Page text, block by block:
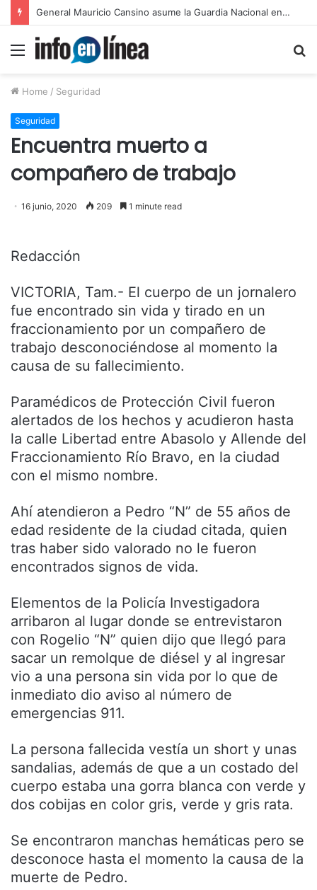
General Mauricio Cansino asume la Guardia Nacional en Tamaulipas
Menu
Home / Seguridad
Seguridad
Encuentra muerto a
compañero de trabajo
16 junio, 2020 209 1 minute read
Redacción
VICTORIA, Tam.- El cuerpo de un jornalero
fue encontrado sin vida y tirado en un
fraccionamiento por un compañero de
trabajo desconociéndose al momento la
causa de su fallecimiento.
Paramédicos de Protección Civil fueron
alertados de los hechos y acudieron hasta
la calle Libertad entre Abasolo y Allende del
Fraccionamiento Río Bravo, en la ciudad
con el mismo nombre.
Ahí atendieron a Pedro “N” de 55 años de
edad residente de la ciudad citada, quien
tras haber sido valorado no le fueron
encontrados signos de vida.
Elementos de la Policía Investigadora
arribaron al lugar donde se entrevistaron
con Rogelio “N” quien dijo que llegó para
sacar un remolque de diésel y al ingresar
vio a una persona sin vida por lo que de
inmediato dio aviso al número de
emergencias 911.
La persona fallecida vestía un short y unas
sandalias, además de que a un costado del
cuerpo estaba una gorra blanca con verde y
dos cobijas en color gris, verde y gris rata.
Se encontraron manchas hemáticas pero se
desconoce hasta el momento la causa de la
muerte de Pedro.